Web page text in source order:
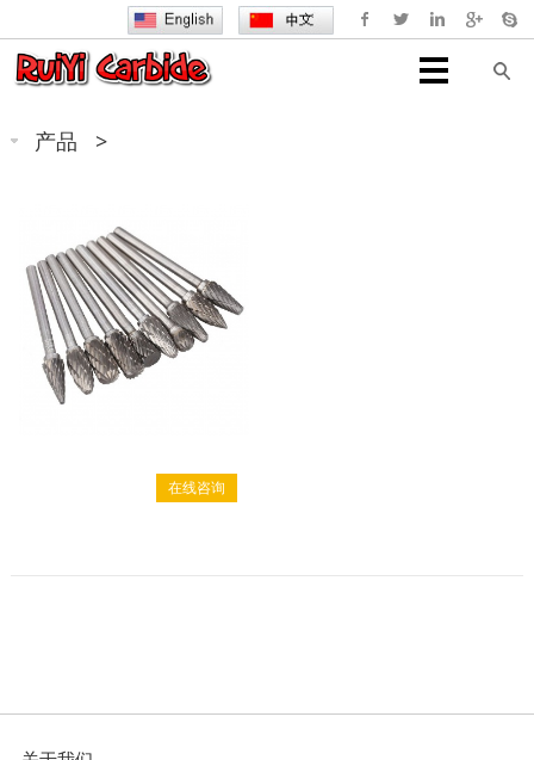
产品 >
在线咨询